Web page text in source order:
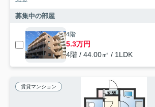
募集中の部屋
4階
5.3万円
4階 / 44.00㎡ / 1LDK
賃貸マンション